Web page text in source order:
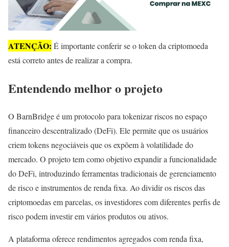
ATENÇÃO: É importante conferir se o token da criptomoeda
está correto antes de realizar a compra.
Entendendo melhor o projeto
O BarnBridge é um protocolo para tokenizar riscos no espaço
financeiro descentralizado (DeFi). Ele permite que os usuários
criem tokens negociáveis que os expõem à volatilidade do
mercado. O projeto tem como objetivo expandir a funcionalidade
do DeFi, introduzindo ferramentas tradicionais de gerenciamento
de risco e instrumentos de renda fixa. Ao dividir os riscos das
criptomoedas em parcelas, os investidores com diferentes perfis de
risco podem investir em vários produtos ou ativos.
A plataforma oferece rendimentos agregados com renda fixa,